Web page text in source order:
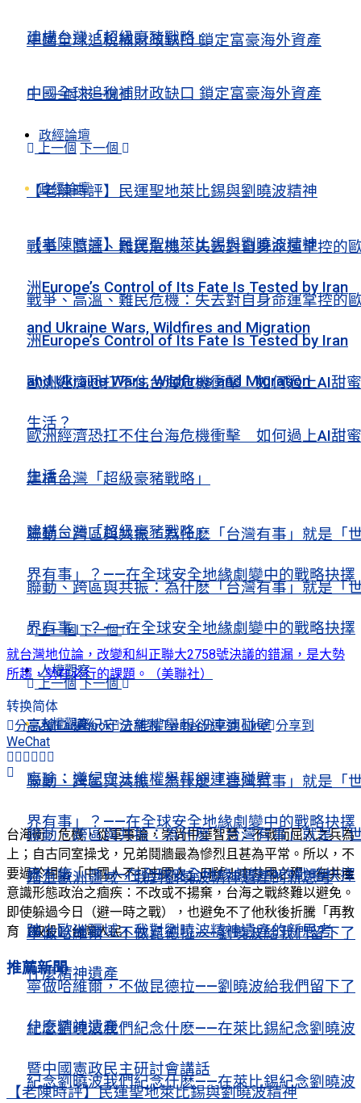
中國全球追稅補財政缺口 鎖定富豪海外資產
上一個 下一個
政經論壇
【老陳時評】民運聖地萊比錫與劉曉波精神
戰爭、高溫、難民危機：失去對自身命運掌控的
洲Europe’s Control of Its Fate Is Tested by Iran
and Ukraine Wars, Wildfires and Migration
歐洲經濟恐扛不住台海危機衝擊 如何過上AI甜蜜
生活？
建構台灣「超級豪豬戰略」
聯動、跨區與共振：為什麽「台灣有事」就是「
界有事」？——在全球安全地緣劇變中的戰略抉擇
上一個 下一個
人權觀察
高瑜：遵紀守法維權舉報卻連連碰壁
聯動、跨區與共振：為什麽「台灣有事」就是「
界有事」？——在全球安全地緣劇變中的戰略抉擇
踏上歐洲疆域，我對劉曉波精神遺產的新思考
寧做哈維爾，不做昆德拉——劉曉波給我們留下了
什麼精神遺產
紀念劉曉波我們紀念什麽——在萊比錫紀念劉曉波
暨中國憲政民主研討會講話
建構台灣「超級豪豬戰略」
中國全球追稅補財政缺口 鎖定富豪海外資產
上一個 下一個
政經論壇
【老陳時評】民運聖地萊比錫與劉曉波精神
戰爭、高溫、難民危機：失去對自身命運掌控的
洲Europe’s Control of Its Fate Is Tested by Iran
and Ukraine Wars, Wildfires and Migration
歐洲經濟恐扛不住台海危機衝擊 如何過上AI甜蜜
生活？
建構台灣「超級豪豬戰略」
聯動、跨區與共振：為什麽「台灣有事」就是「
界有事」？——在全球安全地緣劇變中的戰略抉擇
上一個 下一個
人權觀察
高瑜：遵紀守法維權舉報卻連連碰壁
聯動、跨區與共振：為什麽「台灣有事」就是「
界有事」？——在全球安全地緣劇變中的戰略抉擇
踏上歐洲疆域，我對劉曉波精神遺產的新思考
寧做哈維爾，不做昆德拉——劉曉波給我們留下了
什麼精神遺產
紀念劉曉波我們紀念什麽——在萊比錫紀念劉曉波
就台灣地位論，改變和糾正聯大2758號決議的錯漏，是大勢
所趨，勢在必行的課題。（美聯社）
转换简体
分享到 Facebook 分享到 Twitter分享到 Line 分享到
WeChat
台海衝、危機，從軍事論，崇尚中華智慧：不戰而屈人之兵為
上；自古同室操戈，兄弟鬩牆最為慘烈且甚為平常。所以，不
要過於相信「中國人不打中國人」口號！中共國之殤，在共產
意識形態政治之痼疾：不改或不揚棄，台海之戰終難以避免。
即使躲過今日（避一時之戰），也避免不了他秋後折騰「再教
育（奴役）台灣人民」。
推薦新聞
【老陳時評】民運聖地萊比錫與劉曉波精神